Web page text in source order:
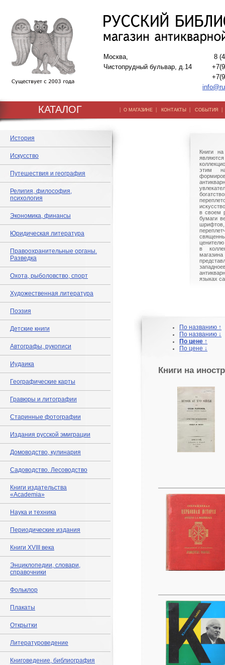
Москва,
Чистопрудный бульвар, д.14
8
КАТАЛОГ | О МАГАЗИНЕ | КОНТАКТЫ | СОБЫТИЯ
История
Искусство
Путешествия и география
Религия, философия,
психология
Экономика, финансы
Юридическая литература
Правоохранительные органы.
Разведка
Охота, рыболовство, спорт
Художественная литература
Поэзия
Детские книги
Автографы, рукописи
Иудаика
Географические карты
Гравюры и литографии
Старинные фотографии
Издания русской эмиграции
Домоводство, кулинария
Садоводство. Лесоводство
Книги издательства
«Academia»
Наука и техника
Периодические издания
Книги XVIII века
Энциклопедии, словари,
справочники
Фольклор
Плакаты
Открытки
Литературоведение
Книговедение, библиография
Книги
этим
в своем
бумаги
ценителю
в
языках
По названию ↑
По названию ↓
По цене ↑
По цене ↓
Книги на